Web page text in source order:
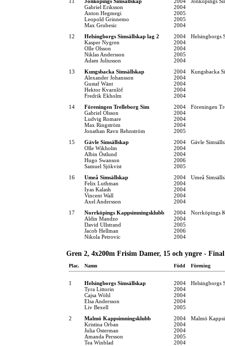
Gabriel Eriksson
2004
Anton Hegmegi
2005
Leopold Grinnemo
2005
Max Grubesic
2004
12
Helsingborgs Simsällskap lag 2 2004
Helsingborgs
Kasper Nygren
2004
Olle Olsson
2004
Niklas Andersson
2005
Adam Juliusson
2004
13
Kungsbacka Simsällskap 2004
Kungsbacka
Alexander Johansson
2004
Gustaf Wänt
2004
Hektor Kvarnlöf
2004
Fredrik Ekholm
2004
14
Föreningen Trelleborg Sim 2004
Föreningen
Gabriel Olsson
2004
Ludvig Romare
2004
Max Ringström
2004
Jonathan Ravn Rehnström
2005
15
Gävle Simsällskap 2004
Gävle
Olle Wikholm
2004
Albin Östlund
2004
Hugo Swanson
2006
Samuel Sjökvist
2005
16
Umeå Simsällskap 2004
Umeå
Felix Luthman
2004
Iyas Kalash
2004
Vincent Wall
2004
Axel Andersson
2004
17
Norrköpings Kappsimningsklubb 2004
Norrköpings
Aldin Mandzo
2004
David Ullstrand
2005
Jacob Hellman
2006
Nikola Petrovic
2004
Gren 2, 4x200m Frisim Damer, 15 och yngre - Final
Plac. Namn Född Förening
1 Helsingborgs Simsällskap 2004
Helsingborgs
Tyra Littorin
2004
Cajsa Wöhl
2004
Elsa Andersson
2004
Liv Bexell
2005
2
Malmö Kappsimningsklubb 2004
Malmö
Kristina Orban
2004
Julia Osterman
2004
Amanda Persson
2005
Tea Winblad
2004